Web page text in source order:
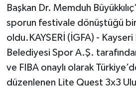
Başkan Dr. Memduh
sporun festivale dönüştüğü
oldu.KAYSERİ (İGFA) -
Belediyesi Spor A.Ş.
ve FIBA onaylı olarak
düzenlenen Lite Quest 3x3